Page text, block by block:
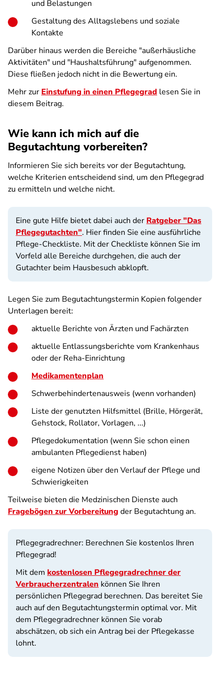
und Belastungen
Gestaltung des Alltagslebens und soziale
Kontakte
Darüber hinaus werden die Bereiche "außerhäusliche
Aktivitäten" und "Haushaltsführung" aufgenommen.
Diese fließen jedoch nicht in die Bewertung ein.
Mehr zur Einstufung in einen Pflegegrad lesen Sie in
diesem Beitrag.
Wie kann ich mich auf die
Begutachtung vorbereiten?
Informieren Sie sich bereits vor der Begutachtung,
welche Kriterien entscheidend sind, um den Pflegegrad
zu ermitteln und welche nicht.
Eine gute Hilfe bietet dabei auch der Ratgeber "Das
Pflegegutachten". Hier finden Sie eine ausführliche
Pflege-Checkliste. Mit der Checkliste können Sie im
Vorfeld alle Bereiche durchgehen, die auch der
Gutachter beim Hausbesuch abklopft.
Legen Sie zum Begutachtungstermin Kopien folgender
Unterlagen bereit:
aktuelle Berichte von Ärzten und Fachärzten
aktuelle Entlassungsberichte vom Krankenhaus
oder der Reha-Einrichtung
Medikamentenplan
Schwerbehindertenausweis (wenn vorhanden)
Liste der genutzten Hilfsmittel (Brille, Hörgerät,
Gehstock, Rollator, Vorlagen, ...)
Pflegedokumentation (wenn Sie schon einen
ambulanten Pflegedienst haben)
eigene Notizen über den Verlauf der Pflege und
Schwierigkeiten
Teilweise bieten die Medzinischen Dienste auch
Fragebögen zur Vorbereitung der Begutachtung an.
Pflegegradrechner: Berechnen Sie kostenlos Ihren
Pflegegrad!
Mit dem kostenlosen Pflegegradrechner der
Verbraucherzentralen können Sie Ihren
persönlichen Pflegegrad berechnen. Das bereitet Sie
auch auf den Begutachtungstermin optimal vor. Mit
dem Pflegegradrechner können Sie vorab
abschätzen, ob sich ein Antrag bei der Pflegekasse
lohnt.